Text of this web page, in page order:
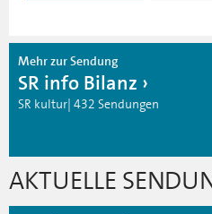
Mehr zur Sendung
SR info Bilanz
SR kultur| 432 Sendungen
AKTUELLE